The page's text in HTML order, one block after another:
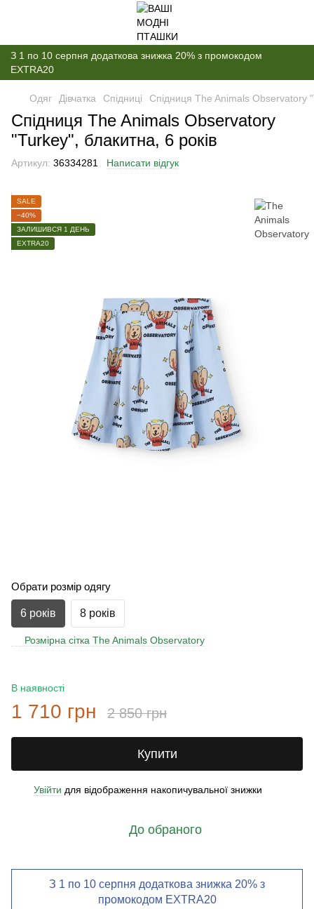
З 1 по 10 серпня додаткова знижка 20% з промокодом
EXTRA20
Одяг Дівчатка Спідниці Спідниця The Animals Observatory
Спідниця The Animals Observatory
"Turkey", блакитна, 6 років
Артикул: 36334281 Написати відгук
SALE
−40%
ЗАЛИШИВСЯ 1 ДЕНЬ
EXTRA20
Обрати розмір одягу
6 років 8 років
Розмірна сітка The Animals Observatory
В наявності
1 710 грн 2 850 грн
Купити
Увійти для відображення накопичувальної знижки
До обраного
З 1 по 10 серпня додаткова знижка 20% з
промокодом EXTRA20